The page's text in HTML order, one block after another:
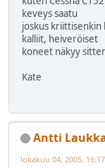
keveys saatu
joskus kriittisenkin
kalliit, heiveröiset
koneet näkyy
Kate
Antti
lokakuu 04, 2005,